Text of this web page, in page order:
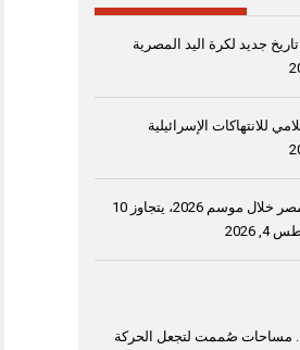
جديد لكرة اليد المصرية
للانتهاكات الإسرائيلية
إنتاج القمح في مصر خلال موسم 2026، يتجاوز 10
2026
مساحات صُممت لتجعل الحركة